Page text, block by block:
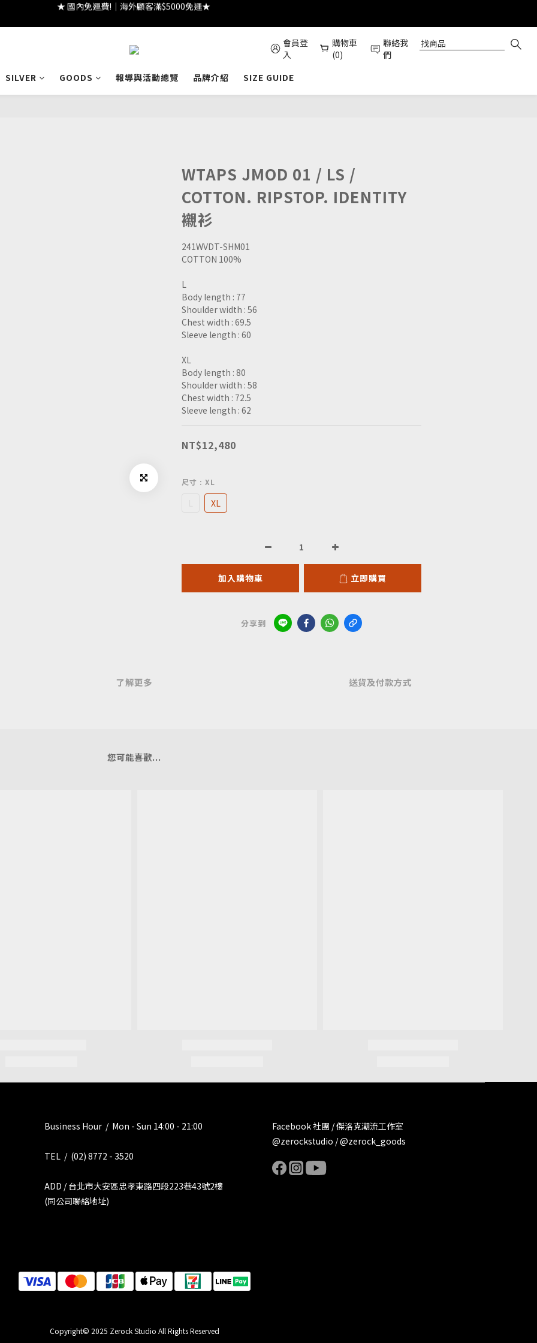
★ 註冊領 $300｜生日領 $300｜滿 $2000 折 $100 ★
會員登
入
購物車
(0)
聯絡我
們
SILVER
GOODS 報導與活動總覽 品牌介紹 SIZE GUIDE
WTAPS JMOD 01 / LS /
COTTON. RIPSTOP. IDENTITY
襯衫
241WVDT-SHM01
COTTON 100%
L
Body length : 77
Shoulder width : 56
Chest width : 69.5
Sleeve length : 60
XL
Body length : 80
Shoulder width : 58
Chest width : 72.5
Sleeve length : 62
NT$12,480
尺寸 : XL
XL
加入購物車 立即購買
分享到
了解更多 送貨及付款方式
您可能喜歡...
Business Hour / Mon - Sun 14:00 - 21:00
TEL / (02) 8772 - 3520
ADD / 台北市大安區忠孝東路四段223巷43號2樓
(同公司聯絡地址)
Facebook 社團 / 傑洛克潮流工作室
@zerockstudio / @zerock_goods
Copyright© 2025 Zerock Studio All Rights Reserved